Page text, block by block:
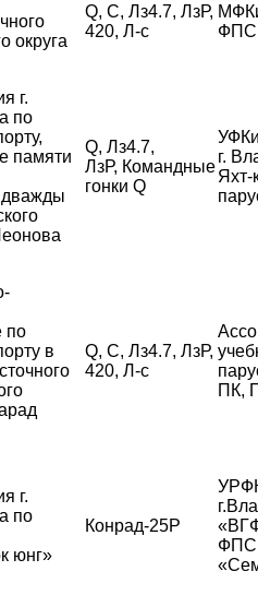
округа
Q, С, Лз4.7, ЛзР,
420, Л-с
ФПС
г.
по
памяти
дважды
Q, Лз4.7,
ЛзР, Командные
гонки Q
г.
Яхт-
по
в
Q, С, Лз4.7, ЛзР,
420, Л-с
ПК,
г.
по
юнг»
Конрад-25Р